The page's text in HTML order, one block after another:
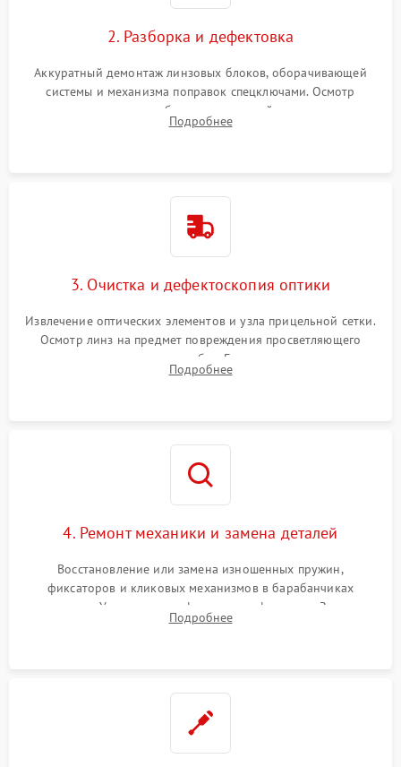
2. Разборка и дефектовка
Аккуратный демонтаж линзовых блоков, оборачивающей
системы и механизма поправок спецключами. Осмотр
внутренних резьбовых соединений, пружин и
уплотнительных колец. Поиск причин люфта, смещения
Подробнее
3. Очистка и дефектоскопия оптики
Извлечение оптических элементов и узла прицельной сетки.
Осмотр линз на предмет повреждения просветляющего
покрытия или появления грибка. Бережная очистка стекол
спецрастворами. Проверка целостности гравированной
Подробнее
4. Ремонт механики и замена деталей
Восстановление или замена изношенных пружин,
фиксаторов и кликовых механизмов в барабанчиках
поправок. Устранение люфтов в трансфокаторе. Замена
поврежденных линз, разбитой сетки или восстановление
Подробнее